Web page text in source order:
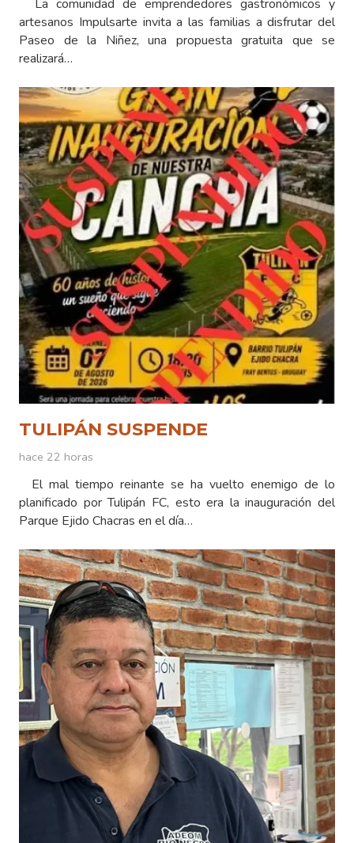
La comunidad de emprendedores gastronómicos y
artesanos Impulsarte invita a las familias a disfrutar del
Paseo de la Niñez, una propuesta gratuita que se
realizará…
TULIPÁN SUSPENDE
hace 22 horas
El mal tiempo reinante se ha vuelto enemigo de lo
planificado por Tulipán FC, esto era la inauguración del
Parque Ejido Chacras en el día…